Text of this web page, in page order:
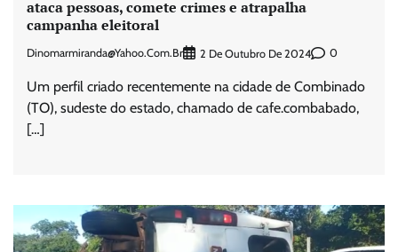
ataca pessoas, comete crimes e atrapalha
campanha eleitoral
Dinomarmiranda@yahoo.com.br 2 De Outubro De 2024 0
Um perfil criado recentemente na cidade de Combinado
(TO), sudeste do estado, chamado de cafe.combabado,
[…]